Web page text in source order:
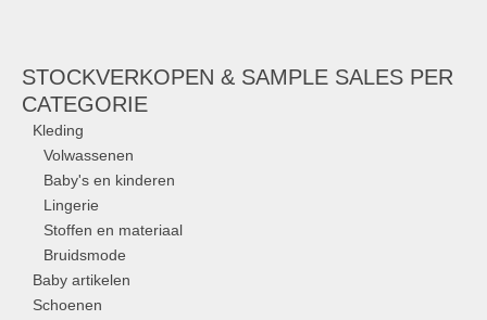
STOCKVERKOPEN & SAMPLE SALES PER
CATEGORIE
Kleding
Volwassenen
Baby's en kinderen
Lingerie
Stoffen en materiaal
Bruidsmode
Baby artikelen
Schoenen